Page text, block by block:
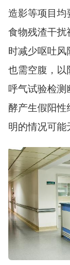
造影等项目均
食物残渣干扰
时减少呕吐风
也需空腹，以
呼气试验检测
酵产生假阳性
明的情况可能